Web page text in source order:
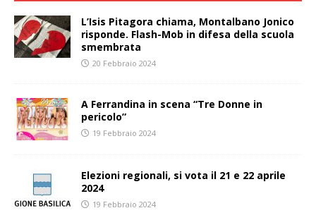
L’Isis Pitagora chiama, Montalbano Jonico
risponde. Flash-Mob in difesa della scuola
smembrata
20 Febbraio 2024
A Ferrandina in scena “Tre Donne in
pericolo”
19 Febbraio 2024
Elezioni regionali, si vota il 21 e 22 aprile
2024
19 Febbraio 2024